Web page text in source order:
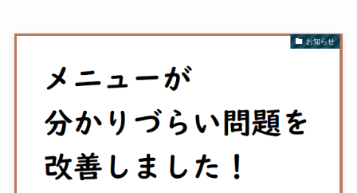
お知らせ